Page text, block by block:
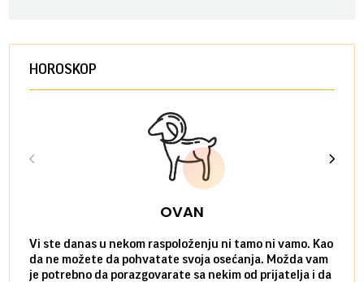
HOROSKOP
OVAN
Vi ste danas u nekom raspoloženju ni tamo ni vamo. Kao
da ne možete da pohvatate svoja osećanja. Možda vam
je potrebno da porazgovarate sa nekim od prijatelja i da